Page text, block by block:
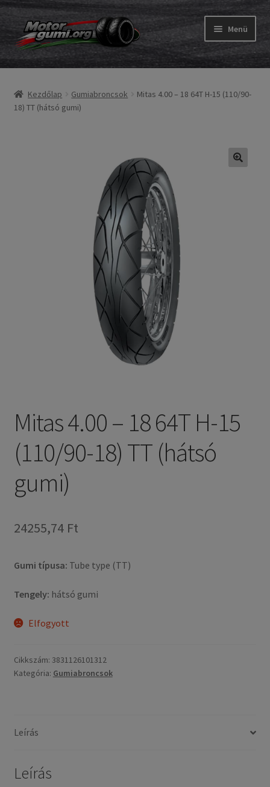
Ugrás
a
navigációhoz
Kilépés
a
tartalomba
Menü
Gumik
Expand
menu
Belső gumi és szalag
Expand
Expand
Kezdőlap Gumiabroncsok
Mitas 4.00 – 18 64T H-15 (110/90-
18) TT (hátsó gumi)
Mitas 4.00 – 18 64T H-15
(110/90-18) TT (hátsó
gumi)
24255,74 Ft
Gumi típusa: Tube type (TT)
Tengely: hátsó gumi
Elfogyott
Cikkszám: 3831126101312
Kategória: Gumiabroncsok
Leírás
Leírás